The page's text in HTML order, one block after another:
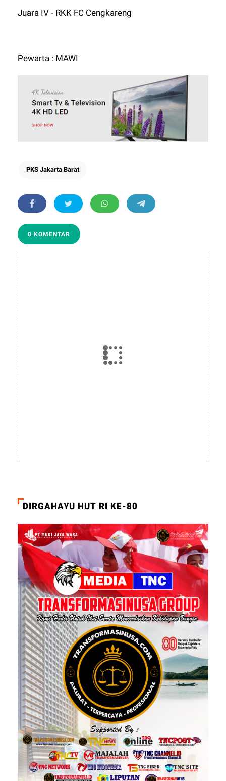
Juara IV - RKK FC Cengkareng
Pewarta : MAWI
PKS Jakarta Barat
0 KOMENTAR
DIRGAHAYU HUT RI KE-80